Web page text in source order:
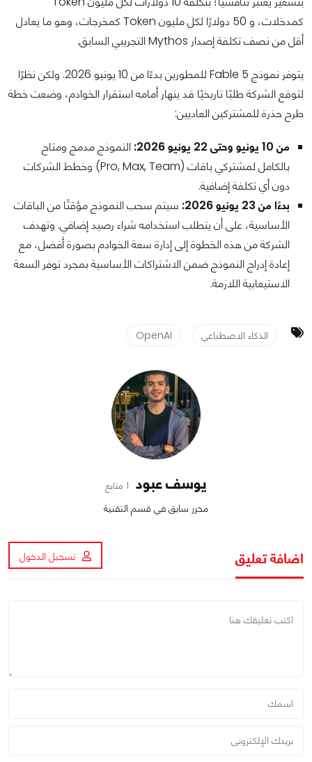
كمدخلات، و 50 دولارًا لكل مليون Token كمخرجات، وهو ما يعادل
أقل من نصف تكلفة إصدار Mythos التجريبي السابق.
يتوفر نموذج Fable 5 للمطورين بدءًا من 10 يونيو 2026. ولكن نظرًا
لتوقع الشركة طلبًا تاريخيًا قد ينهار أمامه استقرار الخوادم، وضعت خطة
طرح حذرة للمشتركين العاديين:
من 10 يونيو وحتى 22 يونيو 2026:
النموذج مدمج ومتاح
بالكامل لمشتركي باقات (Pro, Max, Team) وخطط الشركات
دون أي تكلفة إضافية.
بدءًا من 23 يونيو 2026:
سيتم سحب النموذج مؤقتًا من الباقات
الأساسية، على أن يتطلب استخدامه شراء رصيد إضافي. وتهدف
الشركة من هذه الخطوة إلى إدارة سعة الخوادم بصورة أفضل، مع
إعادة إدراج النموذج ضمن الاشتراكات الأساسية بمجرد توفر السعة
الاستيعابية اللازمة.
الذكاء الاصطناعي OpenAI
يوسف عبود 1 متابع
محرر سابق في قسم التقنية
اضافة تعليق تسجيل الدخول